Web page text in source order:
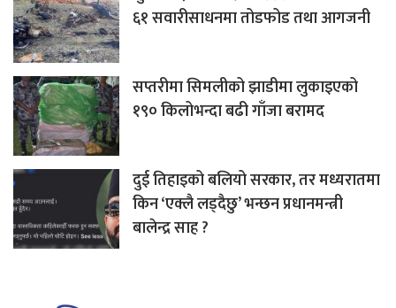
६१ सवारीसाधनमा तोडफोड तथा आगजनी
सप्तरीमा सिमलीको झाडीमा लुकाइएको
१९० किलोभन्दा बढी गाँजा बरामद
दुई तिहाइको बलियो सरकार, तर मध्यरातमा
किन ‘एक्लै लड्दैछु’ भन्छन प्रधानमन्त्री
बालेन्द्र साह ?